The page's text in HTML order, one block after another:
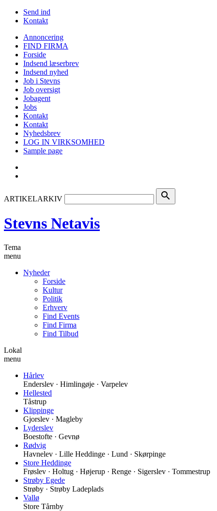
Send ind
Kontakt
Annoncering
FIND FIRMA
Forside
Indsend læserbrev
Indsend nyhed
Job i Stevns
Job oversigt
Jobagent
Jobs
Kontakt
Kontakt
Nyhedsbrev
LOG IN VIRKSOMHED
Sample page
ARTIKELARKIV search
Stevns Netavis
Tema
menu
Nyheder
Forside
Kultur
Politik
Erhverv
Find Events
Find Firma
Find Tilbud
Lokal
menu
Hårlev
Enderslev · Himlingøje · Varpelev
Hellested
Tåstrup
Klippinge
Gjorslev · Magleby
Lyderslev
Boestofte · Gevnø
Rødvig
Havnelev · Lille Heddinge · Lund · Skørpinge
Store Heddinge
Frøslev · Holtug · Højerup · Renge · Sigerslev · Tommestrup
Strøby Egede
Strøby · Strøby Ladeplads
Vallø
Store Tårnby